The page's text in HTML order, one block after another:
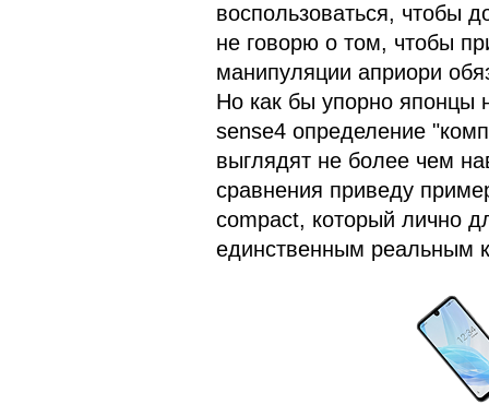
воспользоваться, чтобы
не говорю о том, чтобы
манипуляции априори
Но как бы упорно японцы
sense4 определение
выглядят не более чем
сравнения приведу
compact, который лично
единственным реальным